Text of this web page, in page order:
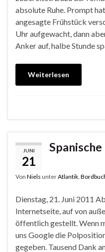
absolute Ruhe. Prompt
angesagte Frühstück
Uhr aufgewacht, dann
Anker auf, halbe Stunde
Weiterlesen
JUNI
21
Spanische
Von Niels unterAtlantik
Dienstag, 21. Juni 2011
Internetseite, auf von
öffentlich gestellt. Wenn
uns Google die
gegeben. Tausend Dank